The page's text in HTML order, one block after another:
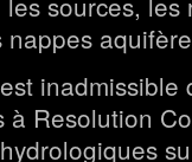
à Resolution